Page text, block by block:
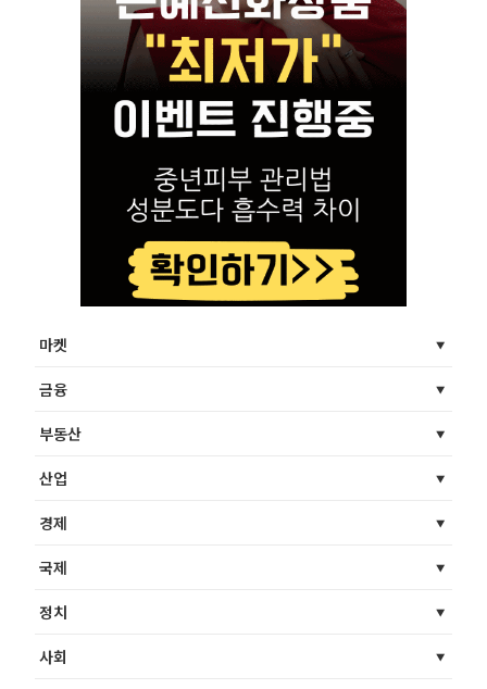
마켓
금융
부동산
산업
경제
국제
정치
사회